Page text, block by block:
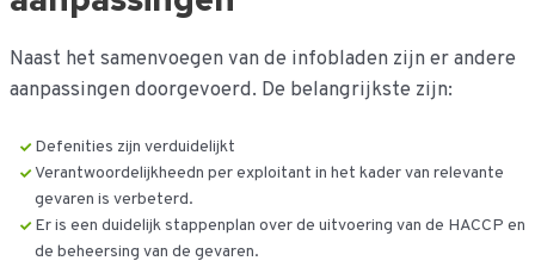
Naast het samenvoegen van de infobladen zijn er andere
aanpassingen doorgevoerd. De belangrijkste zijn:
Defenities zijn verduidelijkt
Verantwoordelijkheedn per exploitant in het kader van relevante
gevaren is verbeterd.
Er is een duidelijk stappenplan over de uitvoering van de HACCP en
de beheersing van de gevaren.